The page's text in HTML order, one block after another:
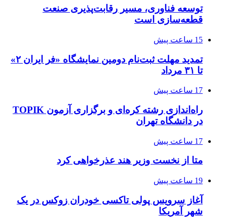
توسعه فناوری، مسیر رقابت‌پذیری صنعت
قطعه‌سازی است
15 ساعت پیش
تمدید مهلت ثبت‌نام دومین نمایشگاه «فر ایران ۲»
تا ۳۱ مرداد
17 ساعت پیش
راه‌اندازی رشته کره‌ای و برگزاری آزمون TOPIK
در دانشگاه تهران
17 ساعت پیش
متا از نخست وزیر هند عذرخواهی کرد
19 ساعت پیش
آغاز سرویس پولی تاکسی خودران زوکس در یک
شهر آمریکا